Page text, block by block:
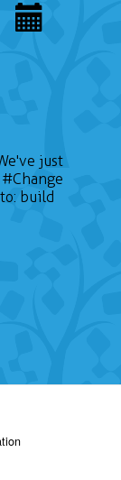
just
#Change
build